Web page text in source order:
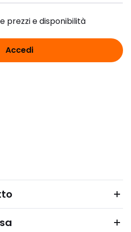
prezzi e disponibilità
Accedi